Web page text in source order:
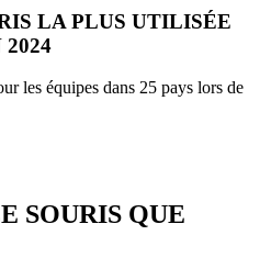
LA PLUS UTILISÉE
2024
les équipes dans 25 pays lors de
SOURIS QUE